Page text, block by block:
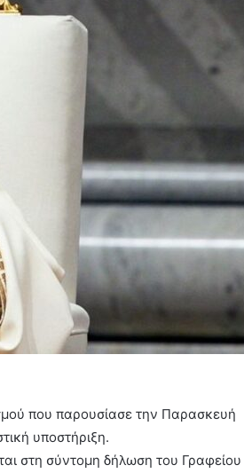
που παρουσίασε την Παρασκευή
υποστήριξη.
στη σύντομη δήλωση του Γραφείου